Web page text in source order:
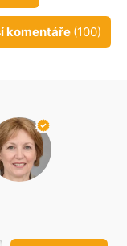
komentáře (100)